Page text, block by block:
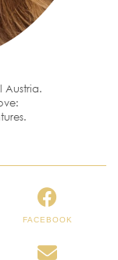
Austria.
FACEBOOK